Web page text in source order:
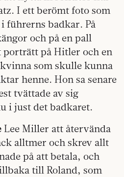
I ett berömt foto som
führerns badkar. På
och på en pall
på Hitler och en
som skulle kunna
henne. Hon sa senare
tvättade av sig
i just det badkaret.
Lee Miller att återvända
alltmer och skrev allt
på att betala, och
till Roland, som